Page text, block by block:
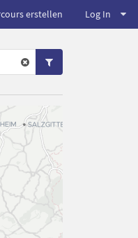
erstellen Log In